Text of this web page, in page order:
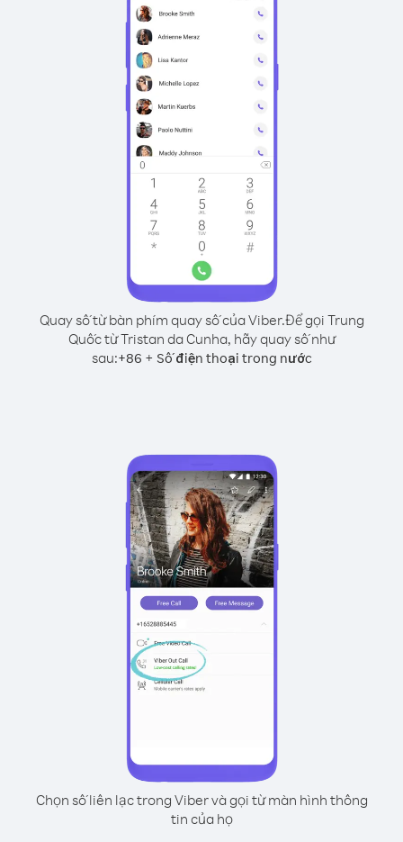
Quay số từ bàn phím quay số của Viber.Để gọi Trung
Quốc từ Tristan da Cunha, hãy quay số như
sau:+86 + Số điện thoại trong nước
Chọn số liên lạc trong Viber và gọi từ màn hình thông
tin của họ